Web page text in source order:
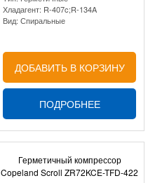
Хладагент: R-407c;R-134A
Вид: Спиральные
ДОБАВИТЬ В КОРЗИНУ
ПОДРОБНЕЕ
Герметичный компрессор
Copeland Scroll ZR72KCE-TFD-422